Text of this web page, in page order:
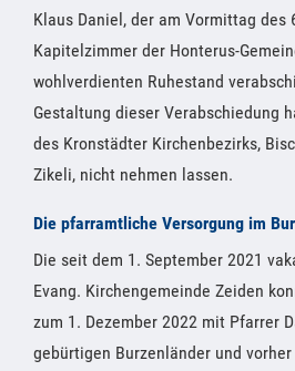
Klaus Daniel, der am Vormittag des
Kapitelzimmer der Honterus-
wohlverdienten Ruhestand
Gestaltung dieser Verabschiedung
des Kronstädter Kirchenbezirks,
Zikeli, nicht nehmen lassen.
Die pfarramtliche Versorgung im
Die seit dem 1. September 2021
Evang. Kirchengemeinde Zeiden
zum 1. Dezember 2022 mit Pfarrer
gebürtigen Burzenländer und